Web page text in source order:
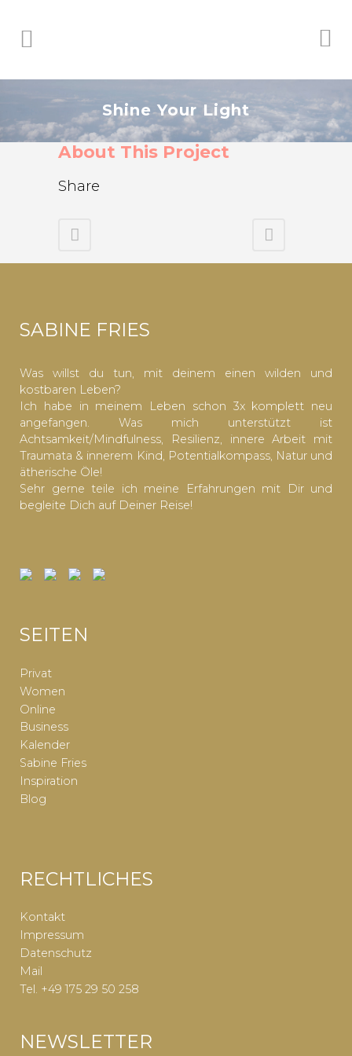
Shine Your Light
About This Project
Share
SABINE FRIES
Was willst du tun, mit deinem einen wilden und
kostbaren Leben?
Ich habe in meinem Leben schon 3x komplett neu
angefangen. Was mich unterstützt ist
Achtsamkeit/Mindfulness, Resilienz, innere Arbeit mit
Traumata & innerem Kind, Potentialkompass, Natur und
ätherische Öle!
Sehr gerne teile ich meine Erfahrungen mit Dir und
begleite Dich auf Deiner Reise!
SEITEN
Privat
Women
Online
Business
Kalender
Sabine Fries
Inspiration
Blog
RECHTLICHES
Kontakt
Impressum
Datenschutz
Mail
Tel. +49 175 29 50 258
NEWSLETTER